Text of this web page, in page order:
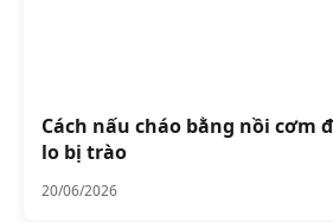
Cách nấu cháo bằng nồi cơm
lo bị trào
20/06/2026